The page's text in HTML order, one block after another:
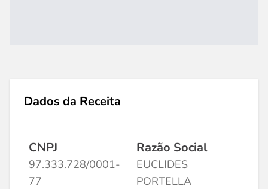
Dados da Receita
CNPJ
97.333.728/0001-
77
Razão Social
EUCLIDES
PORTELLA